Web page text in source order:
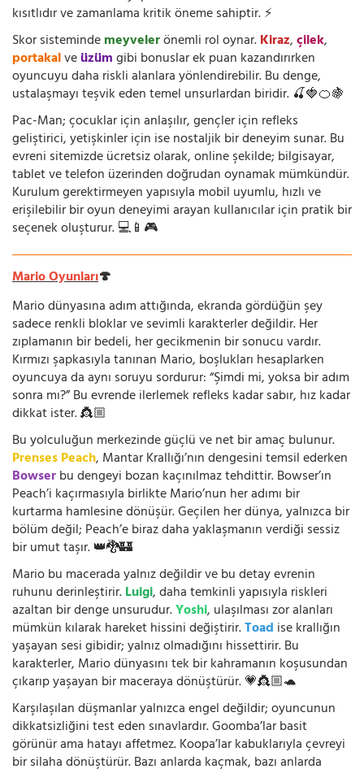
kısıtlıdır ve zamanlama kritik öneme sahiptir. ⚡
Skor sistemindemeyvelerönemli rol oynar.Kiraz,çilek,
portakalveüzümgibi bonuslar ek puan kazandırırken
oyuncuyu daha riskli alanlara yönlendirebilir. Bu denge,
ustalaşmayı teşvik eden temel unsurlardan biridir. 🍒🍓🍊🍇
Pac-Man; çocuklar için anlaşılır, gençler için refleks
geliştirici, yetişkinler için ise nostaljik bir deneyim sunar. Bu
evreni sitemizde ücretsiz olarak, online şekilde; bilgisayar,
tablet ve telefon üzerinden doğrudan oynamak mümkündür.
Kurulum gerektirmeyen yapısıyla mobil uyumlu, hızlı ve
erişilebilir bir oyun deneyimi arayan kullanıcılar için pratik bir
seçenek oluşturur. 💻📱🎮
Mario Oyunları🍄
Mario dünyasına adım attığında, ekranda gördüğün şey
sadece renkli bloklar ve sevimli karakterler değildir. Her
zıplamanın bir bedeli, her gecikmenin bir sonucu vardır.
Kırmızı şapkasıyla tanınan Mario, boşlukları hesaplarken
oyuncuya da aynı soruyu sordurur: “Şimdi mi, yoksa bir adım
sonra mı?” Bu evrende ilerlemek refleks kadar sabır, hız kadar
dikkat ister. 👸🏼
Bu yolculuğun merkezinde güçlü ve net bir amaç bulunur.
Prenses Peach, Mantar Krallığı’nın dengesini temsil ederken
Bowserbu dengeyi bozan kaçınılmaz tehdittir. Bowser’ın
Peach’i kaçırmasıyla birlikte Mario’nun her adımı bir
kurtarma hamlesine dönüşür. Geçilen her dünya, yalnızca bir
bölüm değil; Peach’e biraz daha yaklaşmanın verdiği sessiz
bir umut taşır. 👑🐉🏰
Mario bu macerada yalnız değildir ve bu detay evrenin
ruhunu derinleştirir.Luigi, daha temkinli yapısıyla riskleri
azaltan bir denge unsurudur.Yoshi, ulaşılması zor alanları
mümkün kılarak hareket hissini değiştirir.Toad ise krallığın
yaşayan sesi gibidir; yalnız olmadığını hissettirir. Bu
karakterler, Mario dünyasını tek bir kahramanın koşusundan
çıkarıp yaşayan bir maceraya dönüştürür. 💗👸🏼🐢
Karşılaşılan düşmanlar yalnızca engel değildir; oyuncunun
dikkatsizliğini test eden sınavlardır. Goomba’lar basit
görünür ama hatayı affetmez. Koopa’lar kabuklarıyla çevreyi
bir silaha dönüştürür. Bazı anlarda kaçmak, bazı anlarda